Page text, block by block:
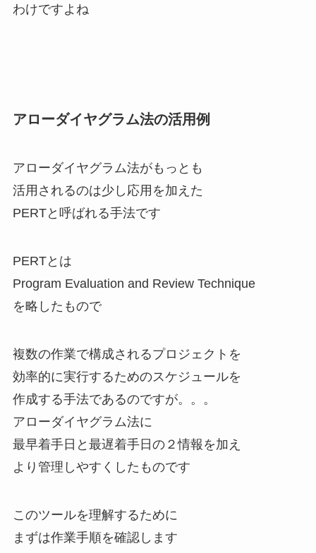
わけですよね
アローダイヤグラム法の活用例
アローダイヤグラム法がもっとも
活用されるのは少し応用を加えた
PERTと呼ばれる手法です
PERTとは
Program Evaluation and Review Technique
を略したもので
複数の作業で構成されるプロジェクトを
効率的に実行するためのスケジュールを
作成する手法であるのですが。。。
アローダイヤグラム法に
最早着手日と最遅着手日の２情報を加え
より管理しやすくしたものです
このツールを理解するために
まずは作業手順を確認します